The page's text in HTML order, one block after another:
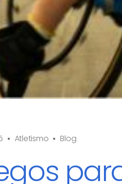
Atletismo Blog